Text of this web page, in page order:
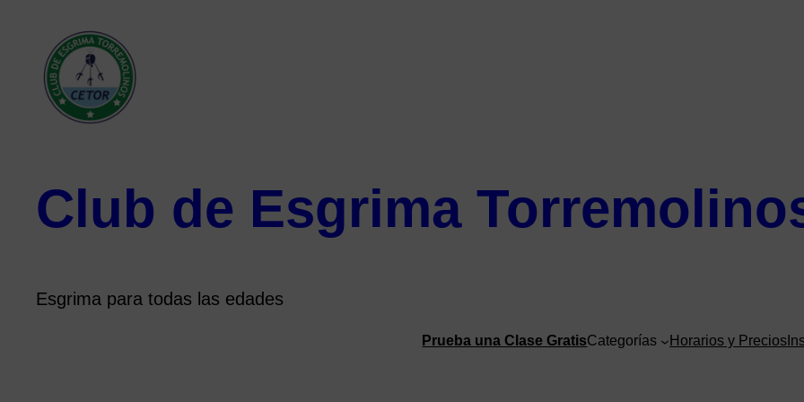
Club de Esgrima
Esgrima para todas las edades
Prueba una Clase GratisCategorías Horarios y Precios